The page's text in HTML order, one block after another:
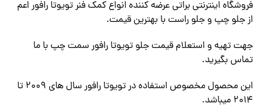
فروشگاه اینترنتی براتی عرضه کننده انواع کمک فنر تویوتا رافور اعم
از جلو چپ و جلو راست با بهترین قیمت.
جهت تهیه و استعلام قیمت جلو تویوتا رافور سمت چپ با ما
تماس بگیرید.
این محصول مخصوص استفاده در تویوتا رافور سال های 2009 تا
2014 میباشد.